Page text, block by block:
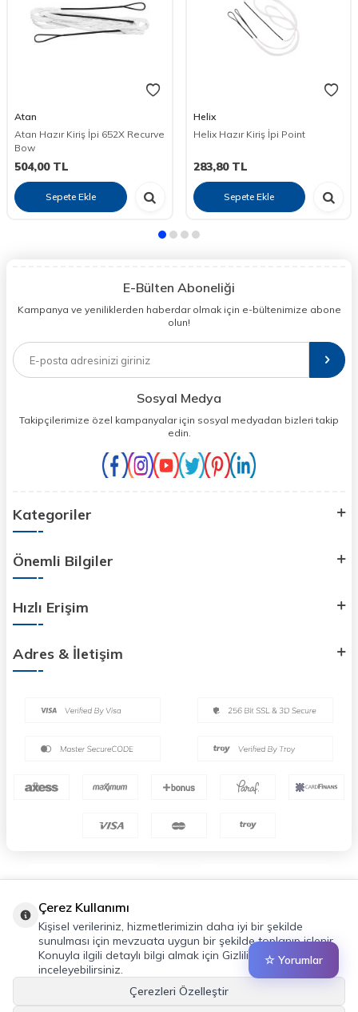
☆ Yorumlar
Atan
Atan Hazır Kiriş İpi 652X Recurve
Bow
504,00TL
Sepete Ekle
Helix
Helix Hazır Kiriş İpi Point
283,80TL
Sepete Ekle
E-Bülten Aboneliği
Kampanya ve yeniliklerden haberdar olmak için e-bültenimize abone
olun!
Sosyal Medya
Takipçilerimize özel kampanyalar için sosyal medyadan bizleri takip
edin.
Kategoriler
Önemli Bilgiler
Hızlı Erişim
Adres & İletişim
Çerez Kullanımı
Kişisel verileriniz, hizmetlerimizin daha iyi bir şekilde
sunulması için mevzuata uygun bir şekilde toplanıp işlenir.
Konuyla ilgili detaylı bilgi almak için Gizlilik Politikamızı
inceleyebilirsiniz.
Çerezleri Özelleştir